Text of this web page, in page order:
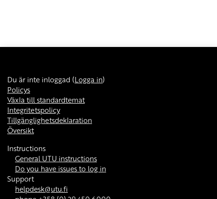
Du är inte inloggad (Logga in)
Policys
Växla till standardtemat
Integritetspolicy
Tillgänglighetsdeklaration
Översikt
Instructions
General UTU instructions
Do you have issues to log in
Support
helpdesk@utu.fi